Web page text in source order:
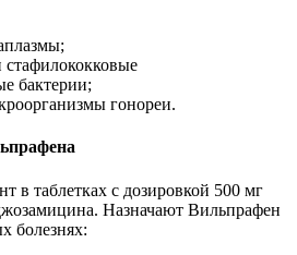
стафилококковые
бактерии;
гонореи.
в таблетках с дозировкой 500 мг
Назначают Вильпрафен
болезнях: